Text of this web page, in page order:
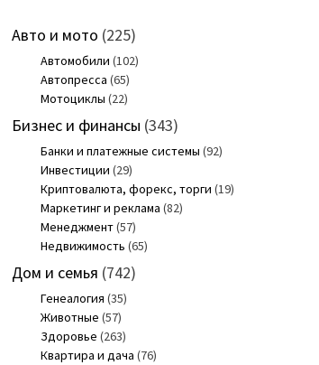
Авто и мото (225)
Автомобили (102)
Автопресса (65)
Мотоциклы (22)
Бизнес и финансы (343)
Банки и платежные системы (92)
Инвестиции (29)
Криптовалюта, форекс, торги (19)
Маркетинг и реклама (82)
Менеджмент(57)
Недвижимость (65)
Дом и семья (742)
Генеалогия (35)
Животные (57)
Здоровье (263)
Квартира и дача (76)